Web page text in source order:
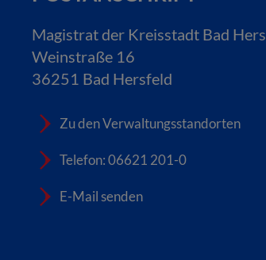
Magistrat der Kreisstadt Bad
Weinstraße 16
36251 Bad Hersfeld
Zu den Verwaltungsstandorten
Telefon: 06621 201-0
E-Mail senden